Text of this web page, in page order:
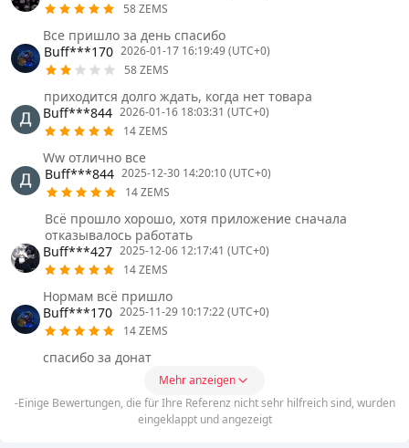
58 ZEMS
Все пришло за день спасибо
Buff***170 2026-01-17 16:19:49 (UTC+0)
58 ZEMS
приходится долго ждать, когда нет товара
Buff***844 2026-01-16 18:03:31 (UTC+0)
14 ZEMS
Ww отлично все
Buff***844 2025-12-30 14:20:10 (UTC+0)
14 ZEMS
Всё прошло хорошо, хотя приложение сначала
отказывалось работать
Buff***427 2025-12-06 12:17:41 (UTC+0)
14 ZEMS
Нормам всё пришло
Buff***170 2025-11-29 10:17:22 (UTC+0)
14 ZEMS
спасибо за донат
Mehr anzeigen
-Einige Bewertungen, die für Ihre Referenz nicht sehr hilfreich sind, wurden
eingeklappt und angezeigt